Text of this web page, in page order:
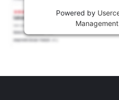
Powered by